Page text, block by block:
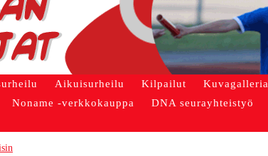
Aikuisurheilu Kilpailut Kuvagalleria
Noname -verkkokauppa DNA seurayhteistyö